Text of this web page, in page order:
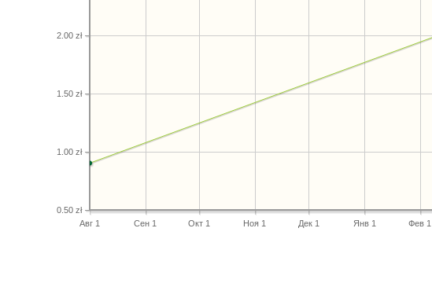
Авг 1 Сен 1 Окт 1 Ноя 1 Дек 1 Янв 1 Фев 1
0.50 zł
1.00 zł
1.50 zł
2.00 zł